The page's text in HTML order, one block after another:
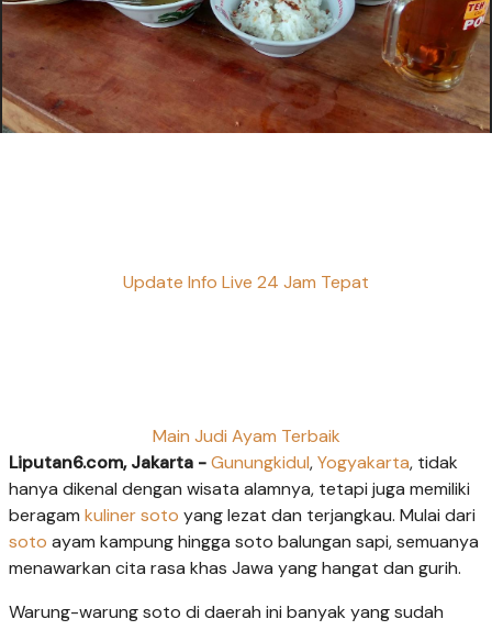
Update Info Live 24 Jam Tepat
Main Judi Ayam Terbaik
Liputan6.com, Jakarta -Gunungkidul,Yogyakarta, tidak
hanya dikenal dengan wisata alamnya, tetapi juga memiliki
beragam kuliner soto yang lezat dan terjangkau. Mulai dari
soto ayam kampung hingga soto balungan sapi, semuanya
menawarkan cita rasa khas Jawa yang hangat dan gurih.
Warung-warung soto di daerah ini banyak yang sudah